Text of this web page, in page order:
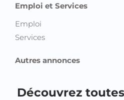
Emploi et Services
Emploi
Services
Autres annonces
Découvrez